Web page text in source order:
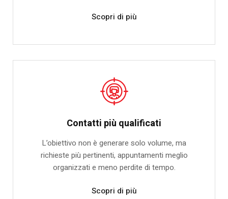
Scopri di più
Contatti più qualificati
L’obiettivo non è generare solo volume, ma
richieste più pertinenti, appuntamenti meglio
organizzati e meno perdite di tempo.
Scopri di più